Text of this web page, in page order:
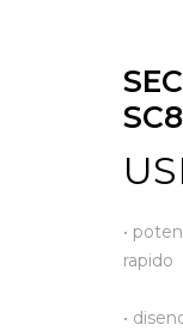
•
rapido
•